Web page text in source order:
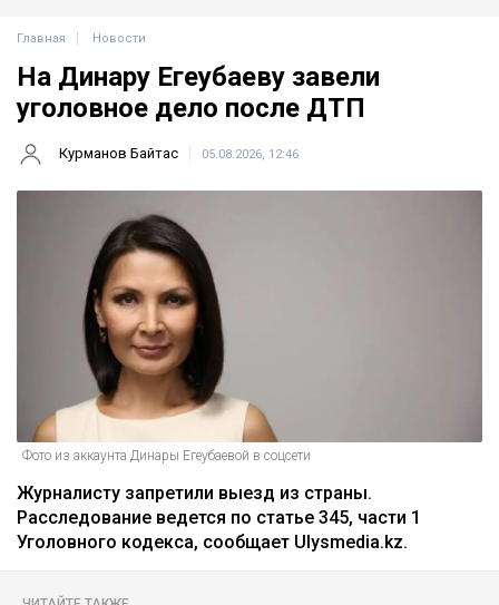
Главная Новости
На Динару Егеубаеву завели
уголовное дело после ДТП
Курманов Байтас 05.08.2026, 12:46
Фото из аккаунта Динары Егеубаевой в соцсети
Журналисту запретили выезд из страны.
Расследование ведется по статье 345, части 1
Уголовного кодекса, сообщает Ulysmedia.kz.